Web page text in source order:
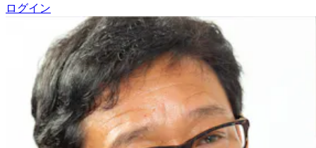
ログイン